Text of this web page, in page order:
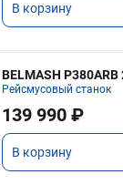
В корзину
BELMASH P380ARB
Рейсмусовый станок
139 990 ₽
В корзину